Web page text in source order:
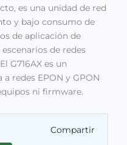
es una unidad de red
y bajo consumo de
de aplicación de
de redes
G716AX es un
redes EPON y GPON
ni firmware.
Compartir